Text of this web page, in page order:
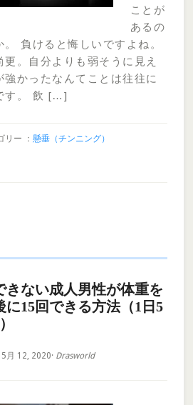
ことが
あるの
負けると悔しいですよね。
。自分よりも弱そうに見え
強かったなんてことは往往に
す。 飲 […]
リー ： 懸垂（チンニング）
きない成人男性が体重を
に15回できる方法（1日5
月 12, 2020· Drasworld